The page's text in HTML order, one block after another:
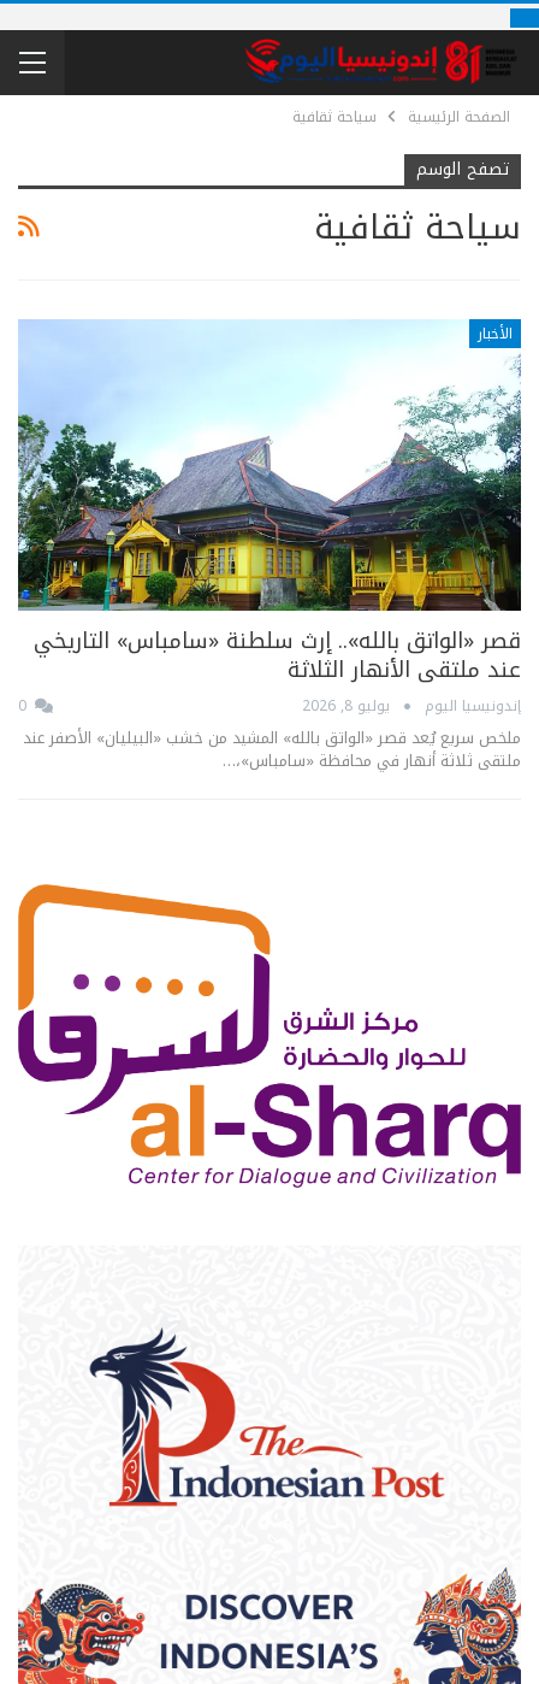
الصفحة الرئيسية سياحة ثقافية
تصفح الوسم
سياحة ثقافية
الأخبار
قصر «الواتق بالله».. إرث سلطنة «سامباس» التاريخي
عند ملتقى الأنهار الثلاثة
إندونيسيا اليوم يوليو 8, 2026
ملخص سريع يُعد قصر «الواتق بالله» المشيد من خشب «البيليان» الأصفر عند
ملتقى ثلاثة أنهار في محافظة «سامباس»،…